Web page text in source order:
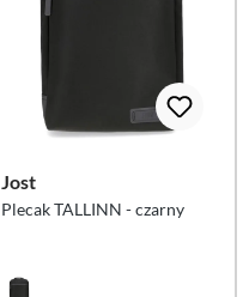
Jost
Plecak TALLINN - czarny